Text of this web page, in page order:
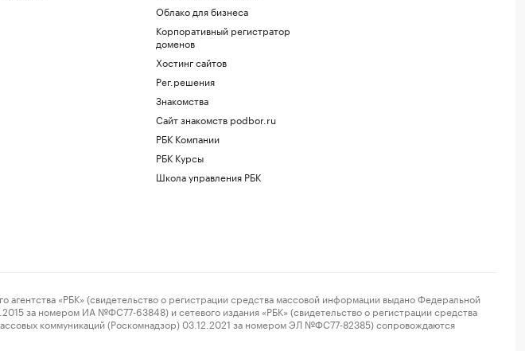
Облако для бизнеса
Корпоративный регистратор
доменов
Хостинг сайтов
Рег.решения
Знакомства
Сайт знакомств podbor.ru
РБК Компании
РБК Курсы
Школа управления РБК
«РБК» (свидетельство о регистрации средства массовой информации выдано Федеральной
за номером ИА №ФС77-63848) и сетевого издания «РБК» (свидетельство о регистрации средства
коммуникаций (Роскомнадзор) 03.12.2021 за номером ЭЛ №ФС77-82385) сопровождаются